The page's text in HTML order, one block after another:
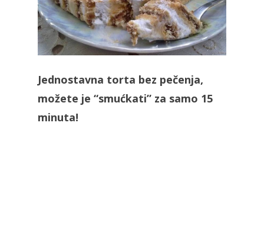
Jednostavna torta bez pečenja,
možete je “smućkati” za samo 15
minuta!